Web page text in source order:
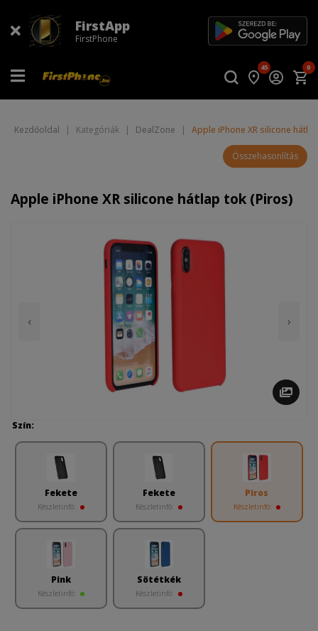
FirstApp
FirstPhone
45 0
Kezdőoldal | Kategóriák | DealZone | Apple iPhone XR silicone
Összehasonlítás
Apple iPhone XR silicone hátlap tok (Piros)
‹ ›
Szín:
Fekete
Készletinfó:
Fekete
Készletinfó:
Piros
Készletinfó:
Pink
Készletinfó:
Sötétkék
Készletinfó: